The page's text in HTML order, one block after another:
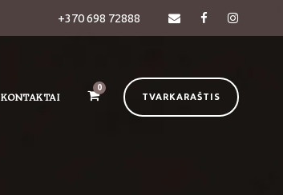
+370 698 72888
KONTAKTAI
0
TVARKARAŠTIS